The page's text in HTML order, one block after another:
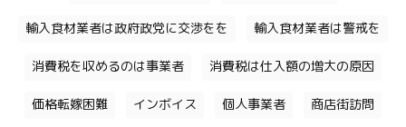
輸入食材業者は政府政党に交渉をを 輸入食材業者は警戒を
消費税を収めるのは事業者 消費税は仕入額の増大の原因
価格転嫁困難 インボイス 個人事業者 商店街訪問